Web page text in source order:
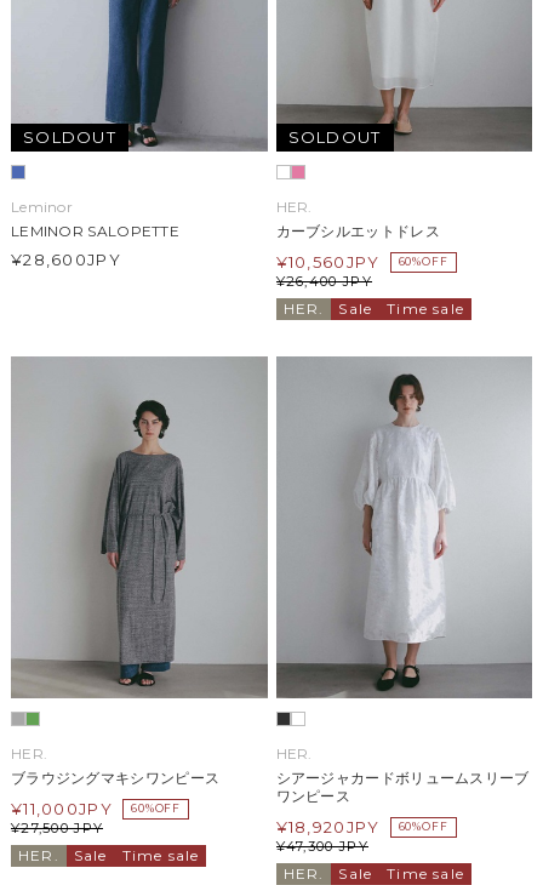
SOLDOUT
Leminor
LEMINOR SALOPETTE
¥28,600JPY
SOLDOUT
HER.
カーブシルエットドレス
¥26,400 JPY
¥10,560JPY 60%OFF
HER. Sale Time sale
HER.
ブラウジングマキシワンピース
¥27,500 JPY
¥11,000JPY 60%OFF
HER. Sale Time sale
HER.
シアージャカードボリュームスリーブ
ワンピース
¥47,300 JPY
¥18,920JPY 60%OFF
HER. Sale Time sale